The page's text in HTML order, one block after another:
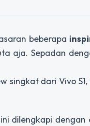
beberapa
aja. Sepadan
singkat dari Vivo
dilengkapi dengan